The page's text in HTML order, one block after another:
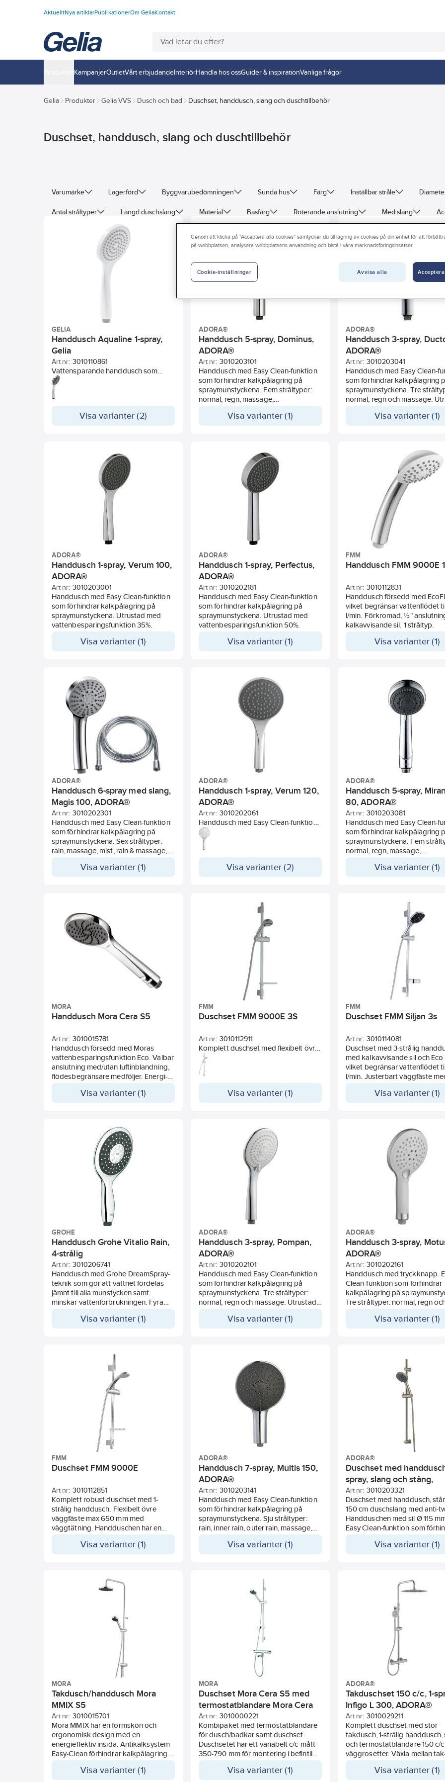
AktuelltNya artiklarPublikationerOm GeliaKontakt
KampanjerOutletVårt erbjudandeInteriörHandla hos ossGuider & inspirationVanliga frågor
Gelia Produkter Gelia VVS Dusch och bad Duschset, handdusch, slang och duschtillbehör
Duschset, handdusch, slang och duschtillbehör
Varumärke Lagerförd Byggvarubedömningen Sunda hus Färg Inställbar stråle
Antal stråltyper Längd duschslang Material Basfärg Roterande anslutning Med slang
Med monteringsdetaljer
Centrumavstånd anslutningar
GELIA
Handdusch Aqualine 1-spray,
Gelia
Art nr: 3010110861
Vattensparande handdusch som
sparar upp till 35 % vatten. 1 stråltyp.
Duschen har Easy-Clean funktion som
förhindrar kalkpålagring.
Visa varianter (2)
ADORA®
Handdusch 5-spray, Dominus,
ADORA®
Art nr: 3010203101
Handdusch med Easy Clean-funktion
som förhindrar kalkpålagring på
spraymunstyckena. Fem stråltyper:
normal, regn, massage,
sänks vattenförbrukningen med 95%.
Visa varianter (1)
ADORA®
Handdusch 3-spray,
ADORA®
Art nr: 3010203041
Handdusch med Easy Clean-
som förhindrar kalkpålagring
spraymunstyckena. Tre
normal, regn och massage.
Visa varianter (1)
ADORA®
Handdusch 1-spray, Verum 100,
ADORA®
Art nr: 3010203001
Handdusch med Easy Clean-funktion
som förhindrar kalkpålagring på
spraymunstyckena. Utrustad med
vattenbesparingsfunktion 35%.
Visa varianter (1)
ADORA®
Handdusch 1-spray, Perfectus,
ADORA®
Art nr: 3010202181
Handdusch med Easy Clean-funktion
som förhindrar kalkpålagring på
spraymunstyckena. Utrustad med
vattenbesparingsfunktion 50%.
Visa varianter (1)
FMM
Handdusch FMM 9000E
Art nr: 3010112831
Handdusch försedd med
vilket begränsar vattenflödet
l/min. Förkromad, ½"
kalkavvisande sil. 1 stråltyp.
Visa varianter (1)
ADORA®
Handdusch 6-spray med slang,
Magis 100, ADORA®
Art nr: 3010202301
Handdusch med Easy Clean-funktion
som förhindrar kalkpålagring på
spraymunstyckena. Sex stråltyper:
rain, massage, mist, rain & massage,
Utrustad med reglering av
Visa varianter (1)
ADORA®
Handdusch 1-spray, Verum 120,
ADORA®
Art nr: 3010202061
Handdusch med Easy Clean-funktion
som förhindrar kalkpålagring på
spraymunstyckena. Utrustad med
vattenbesparingsfunktion 35%.
Visa varianter (2)
ADORA®
Handdusch 5-spray,
80, ADORA®
Art nr: 3010203081
Handdusch med Easy Clean-
som förhindrar kalkpålagring
spraymunstyckena. Fem
normal, regn, massage,
sänks vattenförbrukningen
ta bort för ökat flöde.
Visa varianter (1)
MORA
Handdusch Mora Cera S5
Art nr: 3010015781
Handdusch försedd med Moras
vattenbesparingsfunktion Eco. Valbar
anslutning med/utan luftinblandning,
flödesbegränsare medföljer. Energi-
l/min, maxflöde 10 l/min om man tar
Visa varianter (1)
FMM
Duschset FMM 9000E 3S
Art nr: 3010112911
Komplett duschset med flexibelt övre
väggfäste max 650 mm med
väggtätning. Handdusch med tre
stråltyper. Handduschen har en
begränsar vattenflödet till 9 l/min.
Visa varianter (1)
FMM
Duschset FMM Siljan 3s
Art nr: 3010114081
Duschset med 3-strålig
med kalkavvisande sil och Eco
vilket begränsar vattenflödet
l/min. Justerbart väggfäste
Duschslang 1750 mm.
Visa varianter (1)
GROHE
Handdusch Grohe Vitalio Rain,
4-strålig
Art nr: 3010206741
Handdusch med Grohe DreamSpray-
teknik som gör att vattnet fördelas
jämnt till alla munstycken samt
minskar vattenförbrukningen. Fyra
Massage spray och Jet spray). Typ av
skinande kromad yta som motstår
smuts och missfärgningar och gör att
handduschen behåller sin
ursprungliga finish. Handduschens
SpeedClean-munstycken motverkar
kalkavlagringar.
Visa varianter (1)
ADORA®
Handdusch 3-spray, Pompan,
ADORA®
Art nr: 3010202101
Handdusch med Easy Clean-funktion
som förhindrar kalkpålagring på
spraymunstyckena. Tre stråltyper:
normal, regn och massage. Utrustad
Visa varianter (1)
ADORA®
Handdusch 3-spray,
ADORA®
Art nr: 3010202161
Handdusch med tryckknapp.
Clean-funktion som förhindrar
kalkpålagring på
Tre stråltyper: normal, regn
vattenbesparingsfunktion 40%
Visa varianter (1)
FMM
Duschset FMM 9000E
Art nr: 3010112851
Komplett robust duschset med 1-
strålig handdusch. Flexibelt övre
väggfäste max 650 mm med
väggtätning. Handduschen har en
begränsar vattenflödet till 9 l/min.
Visa varianter (1)
ADORA®
Handdusch 7-spray, Multis 150,
ADORA®
Art nr: 3010203141
Handdusch med Easy Clean-funktion
som förhindrar kalkpålagring på
spraymunstyckena. Sju stråltyper:
rain, inner rain, outer rain, massage,
bubbling. Utrustad med reglering av
Visa varianter (1)
ADORA®
Duschset med
spray, slang och stång,
Dominus 115, ADORA®
Art nr: 3010203321
Duschset med handdusch,
150 cm duschslang med anti-
Handduschen med sil Ø 115
Easy Clean-funktion som
Fem stråltyper: normal, regn,
schamponering. Utrustad med
vattenbesparingsfunktion 60%.
Väggstången är 80 cm och har
flexibelt väggfäste, 75,5 cm c/
Visa varianter (1)
MORA
Takdusch/handdusch Mora
MMIX S5
Art nr: 3010015701
Mora MMIX har en formskön och
ergonomisk design med en
energieffektiv insida. Antikalksystem
Easy-Clean förhindrar kalkpålagring.
vattenbesparande funktion med
Visa varianter (1)
MORA
Duschset Mora Cera S5 med
termostatblandare Mora Cera
T4 160 c/c
Art nr: 3010000221
Kombipaket med termostatblandare
för dusch/badkar samt duschset.
Duschsetet har ett variabelt c/c-mått
350-790 mm för montering i befintliga
Clean förhindrar kalkpålagring.
Visa varianter (1)
ADORA®
Takduschset 150 c/c, 1-
Infigo L 300, ADORA®
Art nr: 3010029211
Komplett duschset med stor
takdusch, 1-strålig handdusch,
och termostatblandare 150 c/
väggrosetter. Växla mellan
omkastaren på blandaren.
Visa varianter (1)
Genom att klicka på "Acceptera alla cookies" samtycker du till lagring av cookies på din enhet för att
på webbplatsen, analysera webbplatsens användning och bistå i våra marknadsföringsinsatser.
Avvisa alla
Cookie-inställningar